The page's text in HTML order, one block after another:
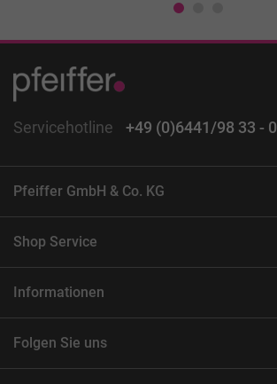
Servicehotline +49 (0)6441/98 33 - 0
Pfeiffer GmbH & Co. KG
Shop Service
Informationen
Folgen Sie uns